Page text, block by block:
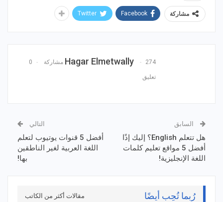
مشاركة Facebook
Twitter
Hagar Elmetwally 274 مشاركة 0
تعليق
السابق
هل تتعلم English؟ إليك إذًا
أفضل 5 مواقع تعليم كلمات
اللغة الإنجليزية!
التالي
أفضل 5 قنوات يوتيوب لتعلم
اللغة العربية لغير الناطقين
بها!
رُبما تُحِب أيضًا مقالات أكثر من الكاتب